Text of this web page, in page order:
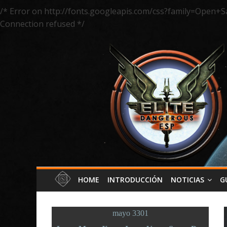
/* Error on http://fonts.googleapis.com/
Connection refused */
HOME INTRODUCCIÓN NOTICIAS
mayo 3301